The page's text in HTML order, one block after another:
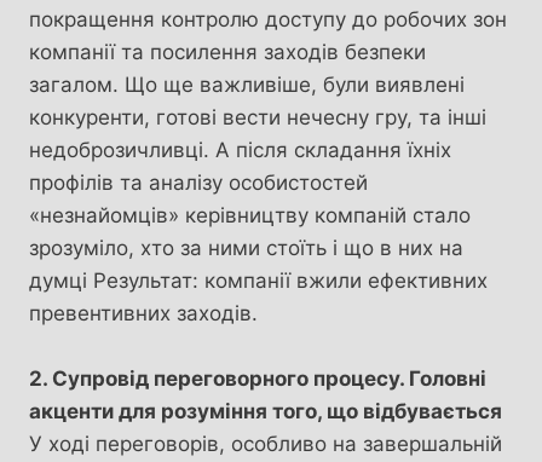
покращення контролю доступу до робочих зон
компанії та посилення заходів безпеки
загалом. Що ще важливіше, були виявлені
конкуренти, готові вести нечесну гру, та інші
недоброзичливці. А після складання їхніх
профілів та аналізу особистостей
«незнайомців» керівництву компаній стало
зрозуміло, хто за ними стоїть і що в них на
думці Результат: компанії вжили ефективних
превентивних заходів.
2. Супровід переговорного процесу. Головні
акценти для розуміння того, що відбувається
У ході переговорів, особливо на завершальній